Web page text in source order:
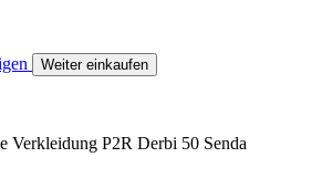
Weiter einkaufen
Verkleidung P2R Derbi 50 Senda